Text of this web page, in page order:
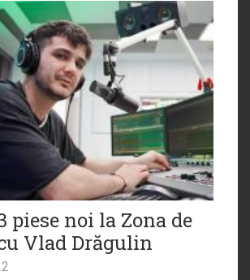
piese noi la Zona de
Vlad Drăgulin